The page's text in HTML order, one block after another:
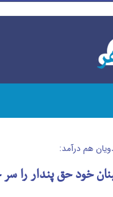
هم درآمد:
خود حق پندار را سر